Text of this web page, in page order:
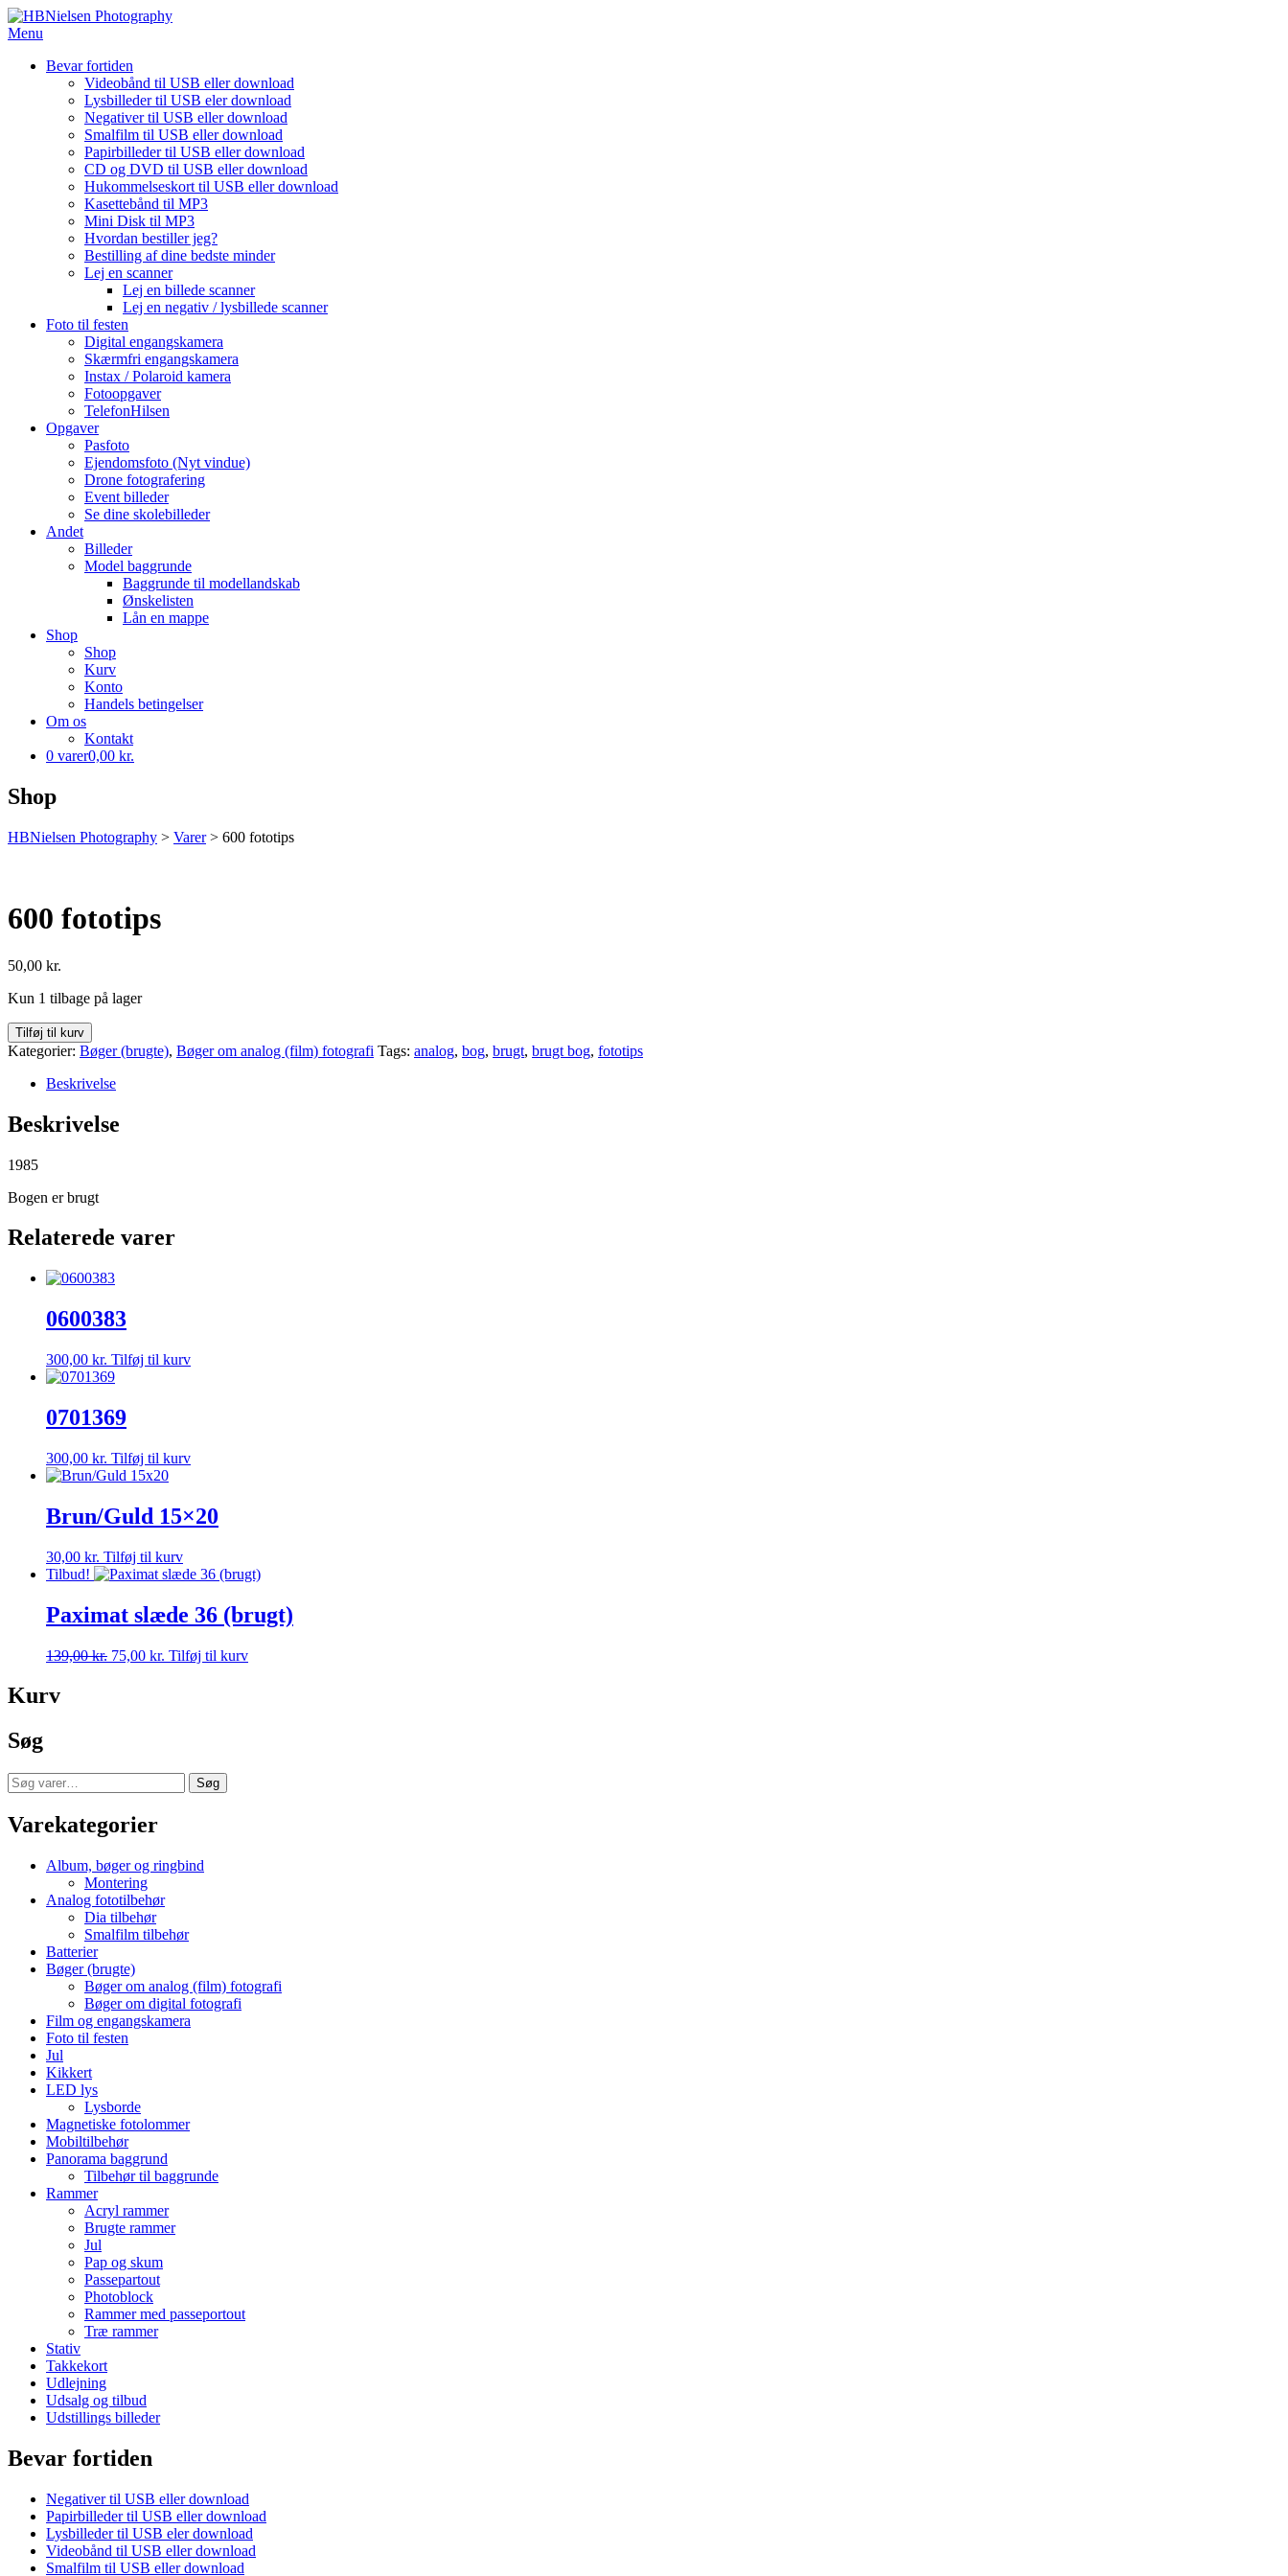
Spring
til
Menu
Bevar fortiden
Videobånd til USB eller download
Lysbilleder til USB eler download
Negativer til USB eller download
Smalfilm til USB eller download
Papirbilleder til USB eller download
CD og DVD til USB eller download
Hukommelseskort til USB eller download
Kasettebånd til MP3
Mini Disk til MP3
Hvordan bestiller jeg?
Bestilling af dine bedste minder
Lej en scanner
Lej en billede scanner
Lej en negativ / lysbillede scanner
Foto til festen
Digital engangskamera
Skærmfri engangskamera
Instax / Polaroid kamera
Fotoopgaver
TelefonHilsen
Opgaver
Pasfoto
Ejendomsfoto (Nyt vindue)
Drone fotografering
Event billeder
Se dine skolebilleder
Andet
Billeder
Model baggrunde
Baggrunde til modellandskab
Ønskelisten
Lån en mappe
Shop
Shop
Kurv
Konto
Handels betingelser
Om os
Kontakt
0 varer0,00 kr.
Shop
HBNielsen Photography > Varer> 600 fototips
600 fototips
50,00 kr.
Kun 1 tilbage på lager
600
fototips
Tilføj til kurv
Kategorier: Bøger (brugte), Bøger om analog (film) fotografi Tags: analog, bog, brugt, brugt bog, fototips
Beskrivelse
Beskrivelse
1985
Bogen er brugt
Relaterede varer
0600383
300,00 kr. Tilføj til kurv
0701369
300,00 kr. Tilføj til kurv
Brun/Guld 15×20
30,00 kr. Tilføj til kurv
Tilbud!
Paximat slæde 36 (brugt)
139,00kr. Den
75,00 kr. Den
Tilføj til kurv
Kurv
Søg
Søg
efter:
Søg
Varekategorier
Album, bøger og ringbind
Montering
Analog fototilbehør
Dia tilbehør
Smalfilm tilbehør
Batterier
Bøger (brugte)
Bøger om analog (film) fotografi
Bøger om digital fotografi
Film og engangskamera
Foto til festen
Jul
Kikkert
LED lys
Lysborde
Magnetiske fotolommer
Mobiltilbehør
Panorama baggrund
Tilbehør til baggrunde
Rammer
Acryl rammer
Brugte rammer
Jul
Pap og skum
Passepartout
Photoblock
Rammer med passeportout
Træ rammer
Stativ
Takkekort
Udlejning
Udsalg og tilbud
Udstillings billeder
Bevar fortiden
Negativer til USB eller download
Papirbilleder til USB eller download
Lysbilleder til USB eler download
Videobånd til USB eller download
Smalfilm til USB eller download